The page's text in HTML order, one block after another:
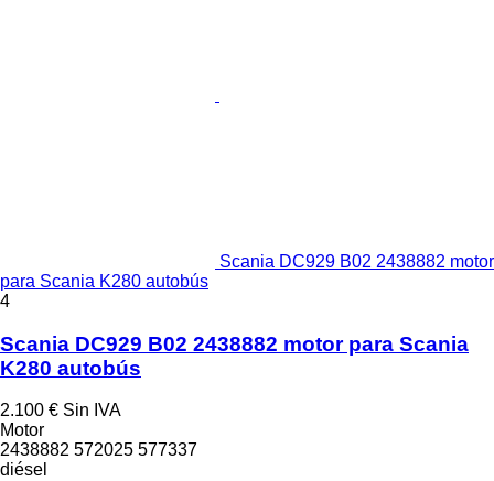
Scania DC929 B02 2438882 motor
para Scania K280 autobús
4
Scania DC929 B02 2438882 motor para Scania
K280 autobús
2.100 € Sin IVA
Motor
2438882 572025 577337
diésel